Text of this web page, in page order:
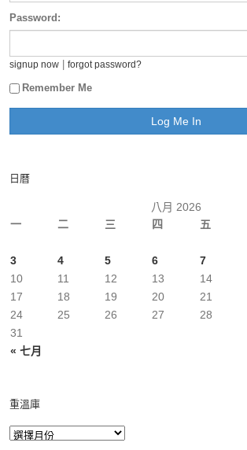
Password:
signup now forgot password?
Remember Me
日曆
八月 2026
一
二 三 四 五
« 七月
3
4 5 6 7
10
11 12 13 14
17
18 19 20 21
24
25 26 27 28
31
重溫庫